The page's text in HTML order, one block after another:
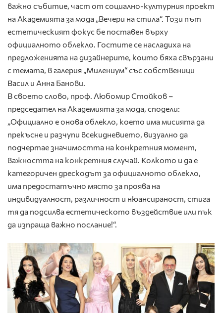
важно събитие, част от социално-културния проект
на Академията за мода „Вечери на стила“. Този път
естетическият фокус бе поставен върху
официалното облекло. Гостите се насладиха на
предложенията на дизайнерите, които бяха свързани
с темата, в галерия „Милениум“ със собственици
Васил и Анна Банови.
В своето слово, проф. Любомир Стойков –
председател на Академията за мода, сподели:
„Официално е онова облекло, което има мисията да
прекъсне и разчупи всекидневието, визуално да
подчертае значимостта на конкретния момент,
важността на конкретния случай. Колкото и да е
категоричен дрескодът за официалното облекло,
има предостатъчно място за проява на
индивидуалност, различност и нюансираност, стига
тя да подсилва естетическото въздействие или пък
да изпраща важно послание!“.